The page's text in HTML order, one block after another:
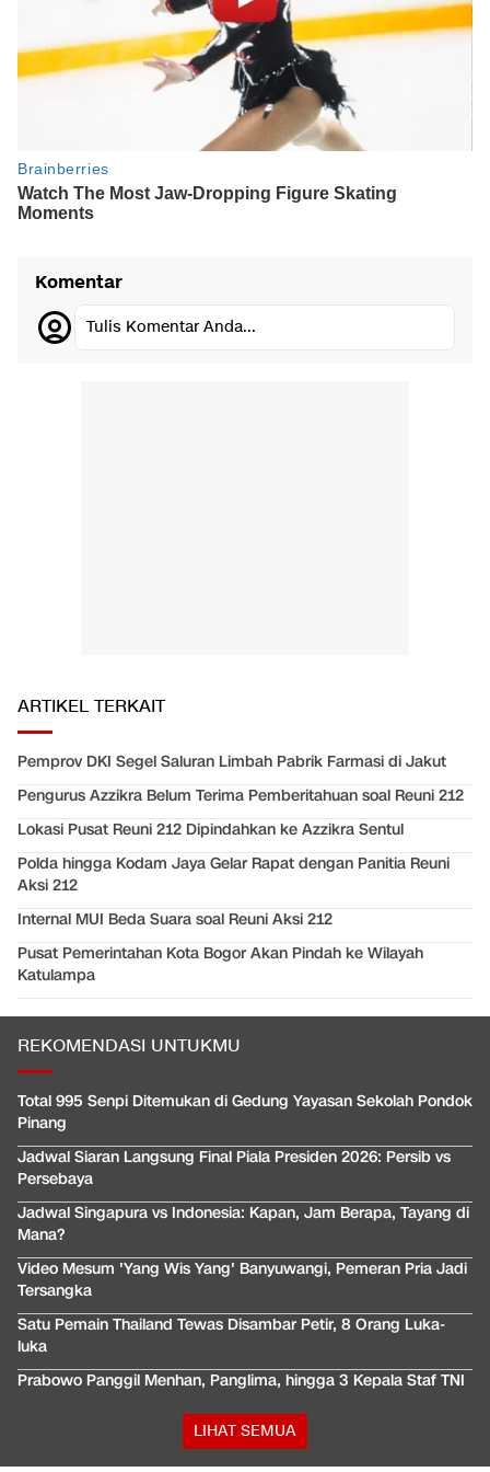
Komentar
Tulis Komentar Anda...
ARTIKEL TERKAIT
Pemprov DKI Segel Saluran Limbah Pabrik Farmasi di Jakut
Pengurus Azzikra Belum Terima Pemberitahuan soal Reuni 212
Lokasi Pusat Reuni 212 Dipindahkan ke Azzikra Sentul
Polda hingga Kodam Jaya Gelar Rapat dengan Panitia Reuni
Aksi 212
Internal MUI Beda Suara soal Reuni Aksi 212
Pusat Pemerintahan Kota Bogor Akan Pindah ke Wilayah
Katulampa
REKOMENDASI UNTUKMU
Total 995 Senpi Ditemukan di Gedung Yayasan Sekolah Pondok
Pinang
Jadwal Siaran Langsung Final Piala Presiden 2026: Persib vs
Persebaya
Jadwal Singapura vs Indonesia: Kapan, Jam Berapa, Tayang di
Mana?
Video Mesum 'Yang Wis Yang' Banyuwangi, Pemeran Pria Jadi
Tersangka
Satu Pemain Thailand Tewas Disambar Petir, 8 Orang Luka-
luka
Prabowo Panggil Menhan, Panglima, hingga 3 Kepala Staf TNI
LIHAT SEMUA